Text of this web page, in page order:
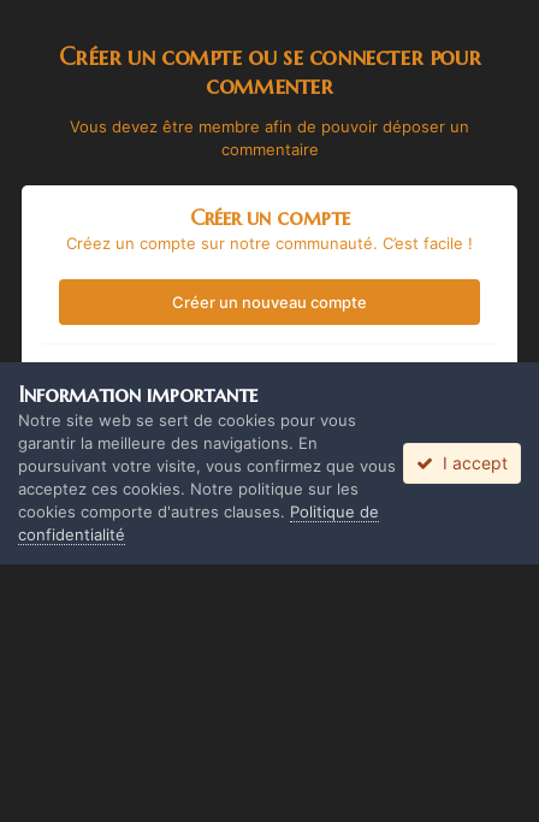
Créer un compte ou se connecter pour
commenter
Vous devez être membre afin de pouvoir déposer un
commentaire
Créer un compte
Créez un compte sur notre communauté. C’est facile !
Créer un nouveau compte
Vous avez déjà un compte ? Connectez-vous ici.
Connectez-vous maintenant
Information importante
Notre site web se sert de cookies pour vous
garantir la meilleure des navigations. En
poursuivant votre visite, vous confirmez que vous
acceptez ces cookies. Notre politique sur les
cookies comporte d'autres clauses. Politique de
confidentialité
I accept